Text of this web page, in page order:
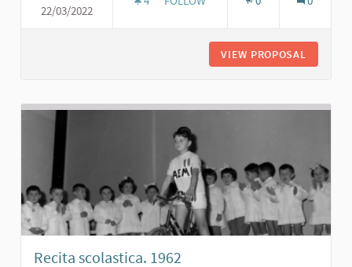
22/03/2022
VIEW PROPOSAL
Recita scolastica. 1962